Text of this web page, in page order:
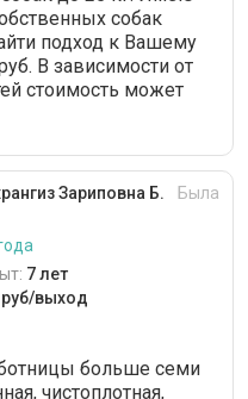
собак
подход к Вашему
В зависимости от
стоимость может
Зариповна Б.
Была
7 лет
руб/выход
больше семи
чистоплотная,